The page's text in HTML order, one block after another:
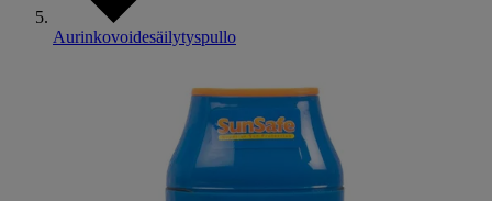
Aurinkovoidesäilytyspullo